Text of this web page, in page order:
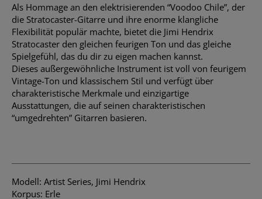
Als Hommage an den elektrisierenden “Voodoo Chile”, der
die Stratocaster-Gitarre und ihre enorme klangliche
Flexibilität populär machte, bietet die Jimi Hendrix
Stratocaster den gleichen feurigen Ton und das gleiche
Spielgefühl, das du dir zu eigen machen kannst.
Dieses außergewöhnliche Instrument ist voll von feurigem
Vintage-Ton und klassischem Stil und verfügt über
charakteristische Merkmale und einzigartige
Ausstattungen, die auf seinen charakteristischen
“umgedrehten” Gitarren basieren.
Modell: Artist Series, Jimi Hendrix
Korpus: Erle